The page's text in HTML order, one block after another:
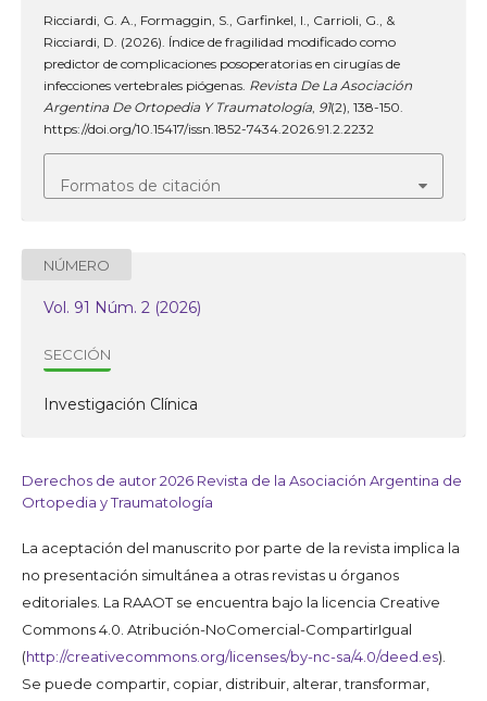
Ricciardi, G. A., Formaggin, S., Garfinkel, I., Carrioli, G., &
Ricciardi, D. (2026). Índice de fragilidad modificado como
predictor de complicaciones posoperatorias en cirugías de
infecciones vertebrales piógenas. Revista De La Asociación
Argentina De Ortopedia Y Traumatología, 91(2), 138-150.
https://doi.org/10.15417/issn.1852-7434.2026.91.2.2232
Formatos de citación
NÚMERO
Vol. 91 Núm. 2 (2026)
SECCIÓN
Investigación Clínica
Derechos de autor 2026 Revista de la Asociación Argentina de
Ortopedia y Traumatología
La aceptación del manuscrito por parte de la revista implica la
no presentación simultánea a otras revistas u órganos
editoriales. La RAAOT se encuentra bajo la licencia Creative
Commons 4.0. Atribución-NoComercial-CompartirIgual
(http://creativecommons.org/licenses/by-nc-sa/4.0/deed.es).
Se puede compartir, copiar, distribuir, alterar, transformar,